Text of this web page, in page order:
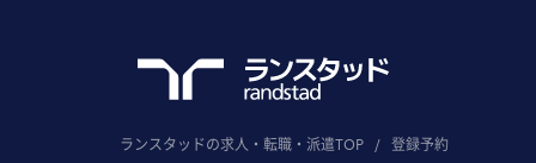
ランスタッドの求人・転職・派遣TOP / 登録予約